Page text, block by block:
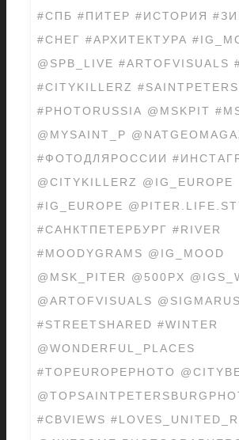
#СПБ #ПИТЕР #ИСТОРИЯ
#СНЕГ #АРХИТЕКТУРА
@SPB_LIVE #ARTOFVISUALS
#CITYKILLERZ
#PHOTORUSSIA @MSKPIT
@MYSAINT_P
#ФОТОДЛЯРОССИИ
@CITYKILLERZ @IG_EUROPE
#IG_EUROPE
#САНКТПЕТЕРБУРГ #RIVER
#MOODYGRAMS @IG_MOOD
@MSK_PITER @500PX
@ARTOFVISUALS
#STREETSHARED #WINTER
@WONDERFUL_PLACES
#TOPEUROPEPHOTO
#CBVIEWS